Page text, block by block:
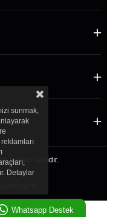
Whatsapp Destek
hakları saklıdır.
sunmak,
Detaylar